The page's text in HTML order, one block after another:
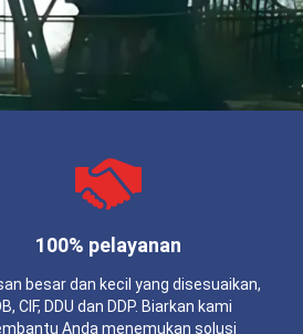
100% pelayanan
besar dan kecil yang disesuaikan,
CIF, DDU dan DDP. Biarkan kami
Anda menemukan solusi